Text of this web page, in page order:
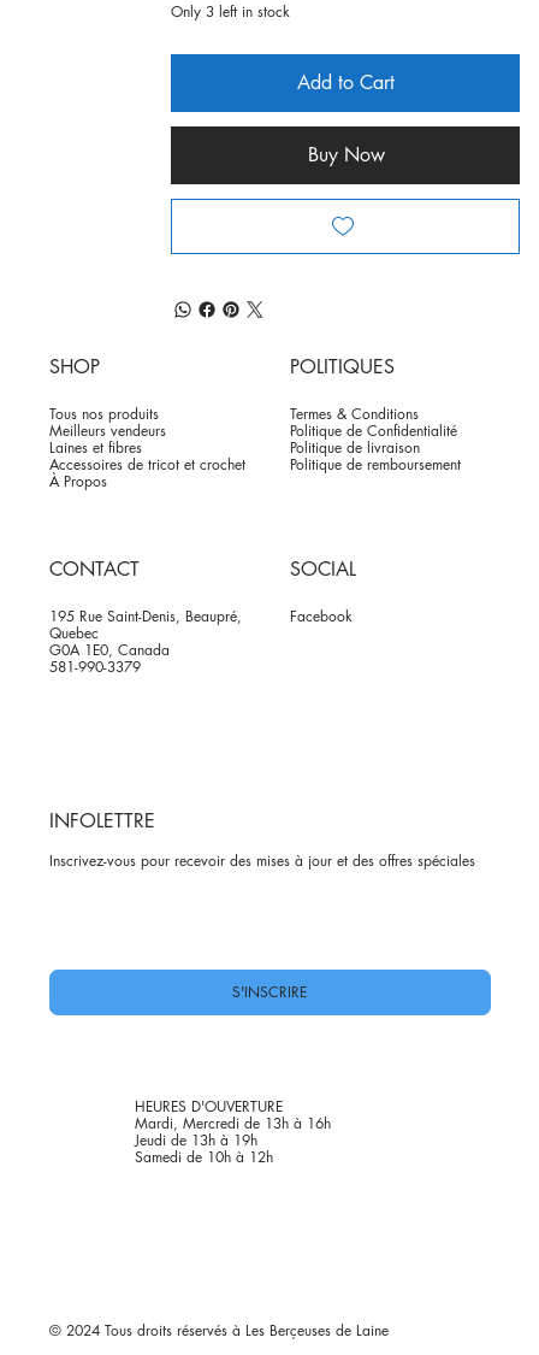
Only 3 left in stock
Add to Cart
Buy Now
SHOP
Tous nos produits
Meilleurs vendeurs
Laines et fibres
Accessoires de tricot et crochet
À Propos
POLITIQUES
Termes & Conditions
Politique de Confidentialité
Politique de livraison
Politique de remboursement
CONTACT
195 Rue Saint-Denis, Beaupré,
Quebec
G0A 1E0, Canada
581-990-3379
SOCIAL
Facebook
INFOLETTRE
Inscrivez-vous pour recevoir des mises à jour et des offres spéciales
S'INSCRIRE
HEURES D'OUVERTURE
Mardi, Mercredi de 13h à 16h
Jeudi de 13h à 19h
Samedi de 10h à 12h
© 2024 Tous droits réservés à Les Berçeuses de Laine